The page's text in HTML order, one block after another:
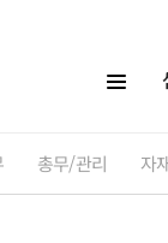
총무/관리 자